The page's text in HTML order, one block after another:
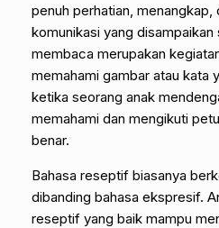
penuh perhatian, menangkap,
komunikasi yang
membaca merupakan
memahami gambar atau kata
ketika seorang anak
memahami dan mengikuti
benar.
Bahasa reseptif biasanya
dibanding bahasa ekspresif.
reseptif yang baik mampu